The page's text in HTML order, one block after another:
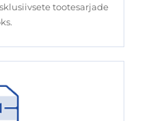
tootesarjade